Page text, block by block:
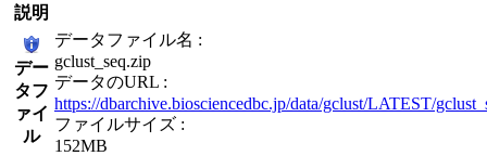
説明
デー
タフ
ァイ
ル
データファイル名 :
gclust_seq.zip
データのURL :
https://dbarchive.biosciencedbc.jp/data/gclust/LATEST/
ファイルサイズ :
152MB